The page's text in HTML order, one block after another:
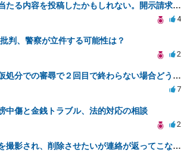
誹謗中傷に当たる内容を投稿したかもしれない。開示請求や民事刑事裁判に発展しうるのか教えて欲しい。
4
判、警察が立件する可能性は？
2
開示請求の仮処分での審尋で２回目で終わらない場合どうしたらいいですか
7
中傷と金銭トラブル、法的対応の相談
2
無断で動画を撮影され、削除させたいが連絡が返ってこない。